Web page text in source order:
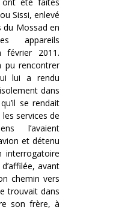
Sissi, enlevé
du Mossad en
appareils
février 2011.
pu rencontrer
lui a rendu
dans
se rendait
services de
l’avaient
et détenu
interrogatoire
avant
chemin vers
trouvait dans
son frère, à